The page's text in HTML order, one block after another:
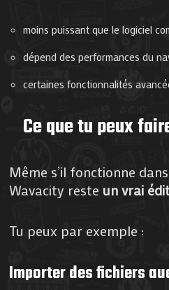
moins puissant que le logiciel
dépend des performances du
certaines fonctionnalités
Ce que tu peux
Même s’il fonctionne
Wavacity reste un vrai
Tu peux par exemple :
Importer des fichiers